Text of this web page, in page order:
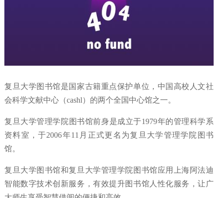
复旦大学图书馆是国家古籍重点保护单位，中国高校人文社
会科学文献中心（cashl）的两个全国中心馆之一。
复旦大学管理学院图书馆前身是成立于1979年的管理科学系
资料室，于2006年11月正式更名为复旦大学管理学院图书
馆。
复旦大学图书馆和复旦大学管理学院图书馆应用上海阿法迪
智能数字技术创新服务，有效提升图书馆人性化服务，让广